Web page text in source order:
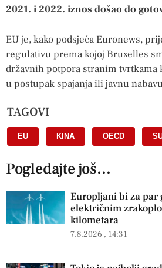
2021. i 2022. iznos došao do
EU je, kako podsjeća Euronews,
regulativu prema kojoj Bruxelles
državnih potpora stranim tvrtkama
u postupak spajanja ili javnu
TAGOVI
EU KINA OECD
Pogledajte još...
Europljani bi za
električnim
kilometara
7.8.2026 14:31